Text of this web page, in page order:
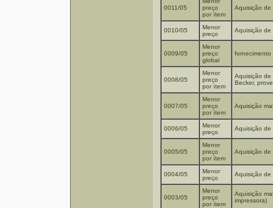
0011/05
preço
por ítem
Aquisição de
0010/05
Menor
preço
Aquisição de
0009/05
Menor
preço
global
fornecimento
0008/05
Menor
preço
por ítem
Aquisição de
Becker,
0007/05
Menor
preço
por ítem
Aquisição
0006/05
Menor
preço
Aquisição de
0005/05
Menor
preço
por ítem
Aquisição de
0004/05
Menor
preço
Aquisição de
0003/05
Menor
preço
por ítem
Aquisição
impressora)